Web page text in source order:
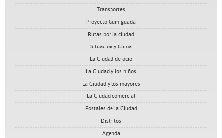
Transportes
Proyecto Guiniguada
Rutas por la ciudad
Situación y Clima
La Ciudad de ocio
La Ciudad y los niños
La Ciudad y los mayores
La Ciudad comercial
Postales de la Ciudad
Distritos
Agenda